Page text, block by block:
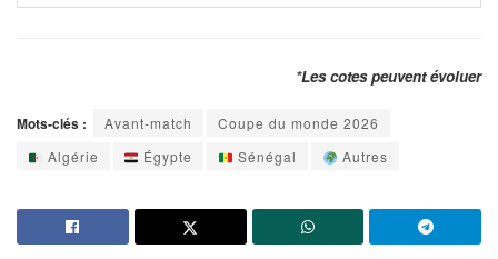
*Les cotes peuvent évoluer
Mots-clés : Avant-match
Coupe du monde 2026
Algérie
Égypte Sénégal Autres